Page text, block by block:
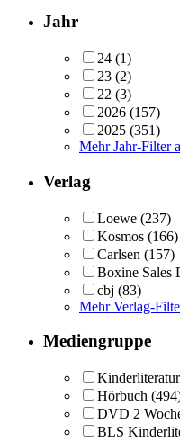
Jahr
24 (1)
23 (2)
22 (3)
2026 (157)
2025 (351)
Mehr Jahr-Filter
Verlag
Loewe (237)
Kosmos (166)
Carlsen (157)
Boxine Sales
cbj (83)
Mehr Verlag-
Mediengruppe
Kinderliteratur
Hörbuch
DVD 2
BLS